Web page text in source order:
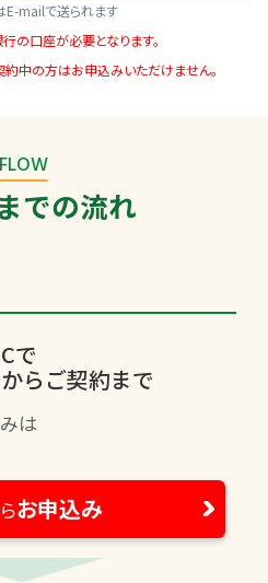
mailで送られます
の口座が必要となります。
中の方はお申込みいただけません。
FLOW
での流れ
で
らご契約まで
は
お申込み